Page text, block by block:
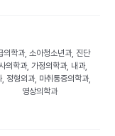
의학과, 소아청소년과, 진단
의학과, 가정의학과, 내과,
, 정형외과, 마취통증의학과,
영상의학과